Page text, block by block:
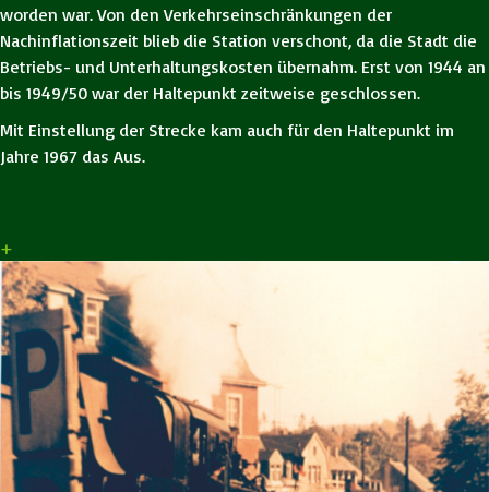
worden war. Von den Verkehrseinschränkungen der
Nachinflationszeit blieb die Station verschont, da die Stadt die
Betriebs- und Unterhaltungskosten übernahm. Erst von 1944 an
bis 1949/50 war der Haltepunkt zeitweise geschlossen.
Mit Einstellung der Strecke kam auch für den Haltepunkt im
Jahre 1967 das Aus.
+